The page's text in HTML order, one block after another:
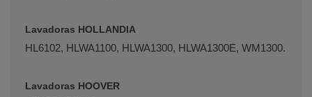
Lavadoras HOLLANDIA
HL6102, HLWA1100, HLWA1300, HLWA1300E, WM1300.
Lavadoras HOOVER